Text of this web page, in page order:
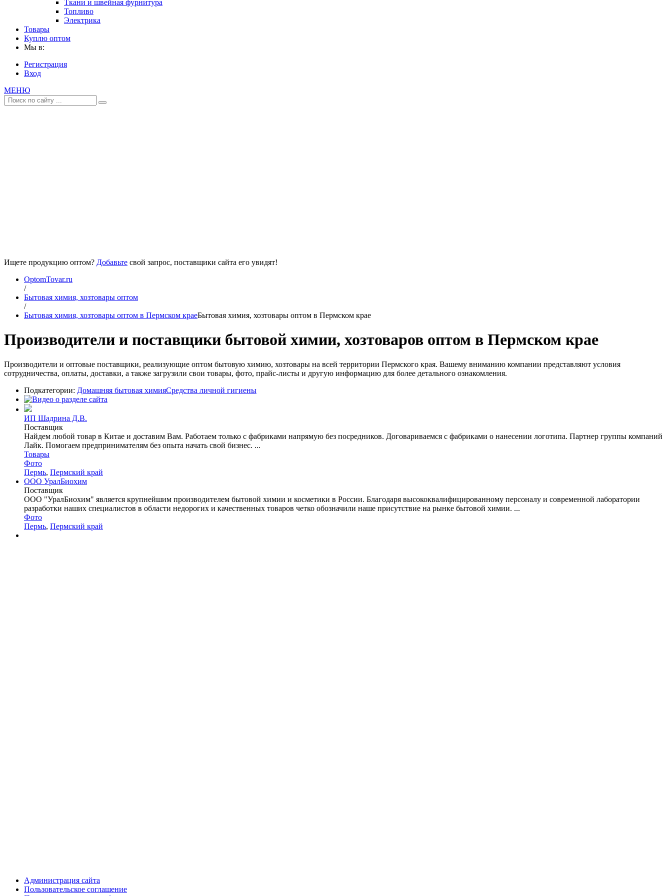
Ткани и швейная фурнитура
Топливо
Электрика
Товары
Куплю оптом
Мы в:
Регистрация
Вход
МЕНЮ
Ищете продукцию оптом? Добавьте свой запрос, поставщики сайта его увидят!
OptomTovar.ru
/
Бытовая химия, хозтовары оптом
/
Бытовая химия, хозтовары оптом в Пермском краеБытовая химия, хозтовары оптом в Пермском крае
Производители и поставщики бытовой химии, хозтоваров оптом в Пермском крае
Производители и оптовые поставщики, реализующие оптом бытовую химию, хозтовары на всей территории Пермского края. Вашему вниманию компании представляют условия
сотрудничества, оплаты, доставки, а также загрузили свои товары, фото, прайс-листы и другую информацию для более детального ознакомления.
Подкатегории: Домашняя бытовая химияСредства личной гигиены
ИП Шадрина Д.В.
Поставщик
Найдем любой товар в Китае и доставим Вам. Работаем только с фабриками напрямую без посредников. Договариваемся с фабриками о нанесении логотипа. Партнер группы компаний
Лайк. Помогаем предпринимателям без опыта начать свой бизнес. ...
Товары
Фото
Пермь, Пермский край
ООО УралБиохим
Поставщик
ООО "УралБиохим" является крупнейшим производителем бытовой химии и косметики в России. Благодаря высококвалифицированному персоналу и современной лаборатории
разработки наших специалистов в области недорогих и качественных товаров четко обозначили наше присутствие на рынке бытовой химии. ...
Фото
Пермь, Пермский край
Администрация сайта
Пользовательское соглашение